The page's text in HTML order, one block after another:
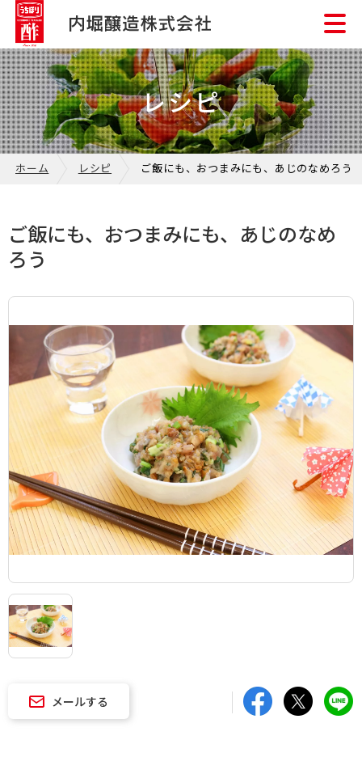
レシピ
ホーム レシピ ご飯にも、おつまみにも、あじのなめろう
ご飯にも、おつまみにも、あじのなめ
ろう
メールする